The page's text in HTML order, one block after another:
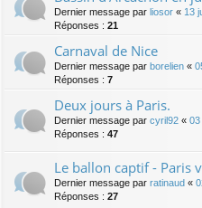
Dernier message par liosor « 13
Réponses : 21
Carnaval de Nice
Dernier message par borelien «
Réponses : 7
Deux jours à Paris.
Dernier message par cyril92 « 03
Réponses : 47
Le ballon captif - Paris
Dernier message par ratinaud «
Réponses : 27